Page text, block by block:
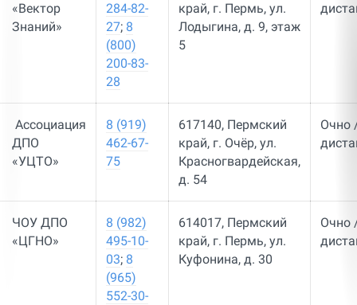
«Вектор
Знаний»
284-82-
27; 8
(800)
200-83-
28
край, г. Пермь, ул.
Лодыгина, д. 9, этаж
5
Ассоциация
ДПО
«УЦТО»
8 (919)
462-67-
75
617140, Пермский
край, г. Очёр, ул. ​
Красногвардейская,
д. 54
Очно
ЧОУ ДПО
«ЦГНО»
8 (982)
495-10-
03; 8
(965)
552-30-
614017, Пермский
край, г. Пермь, ул.
Куфонина, д. 30
Очно